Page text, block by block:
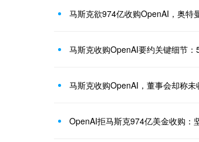
马斯克欲974亿收购OpenAI，奥特
马斯克收购OpenAI要约关键细节
马斯克收购OpenAI，董事会却称
OpenAI拒马斯克974亿美金收购：